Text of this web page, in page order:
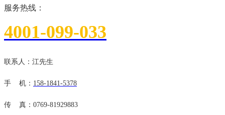
服务热线：
4001-099-033
联系人：江先生
手 机： 158-1841-5378
传 真：0769-81929883